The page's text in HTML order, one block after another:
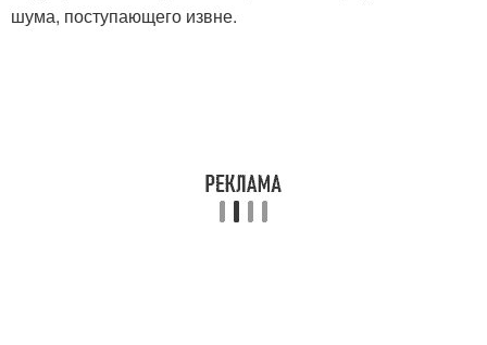
шума, поступающего извне.